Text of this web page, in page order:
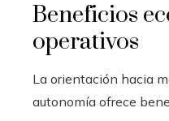
Beneficios
operativos
La orientación hacia
autonomía ofrece